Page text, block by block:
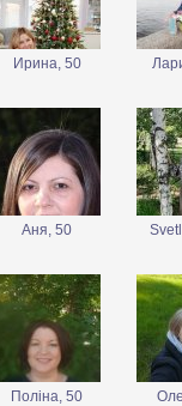
Ирина, 50
Aня, 50
Поліна, 50